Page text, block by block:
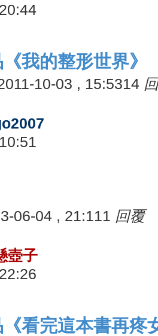
我的整形世界》
10-03 , 15:5314
06-04 , 21:11 1 回覆
壺子
看完這本書再疼